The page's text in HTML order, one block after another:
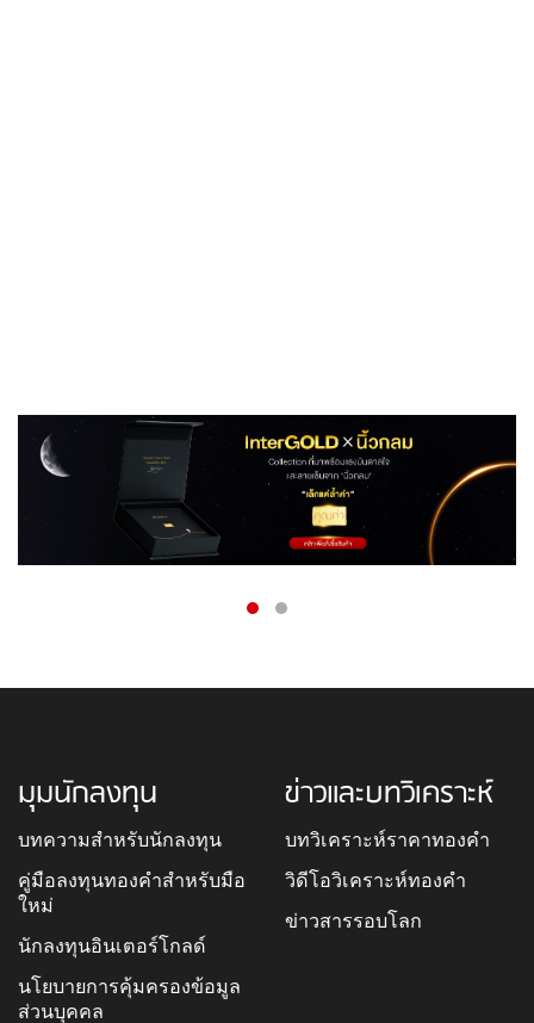
มุมนักลงทุน
บทความสำหรับนักลงทุน
คู่มือลงทุนทองคำสำหรับมือ
ใหม่
นักลงทุนอินเตอร์โกลด์
นโยบายการคุ้มครองข้อมูล
ส่วนบุคคล
ข่าวและบทวิเคราะห์
บทวิเคราะห์ราคาทองคำ
วิดีโอวิเคราะห์ทองคำ
ข่าวสารรอบโลก